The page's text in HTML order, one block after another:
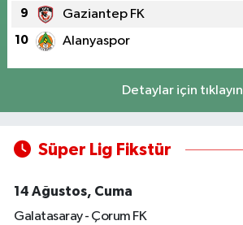
9 Gaziantep FK
10 Alanyaspor
Detaylar için tıklayın
Süper Lig Fikstür
14 Ağustos, Cuma
Galatasaray - Çorum FK